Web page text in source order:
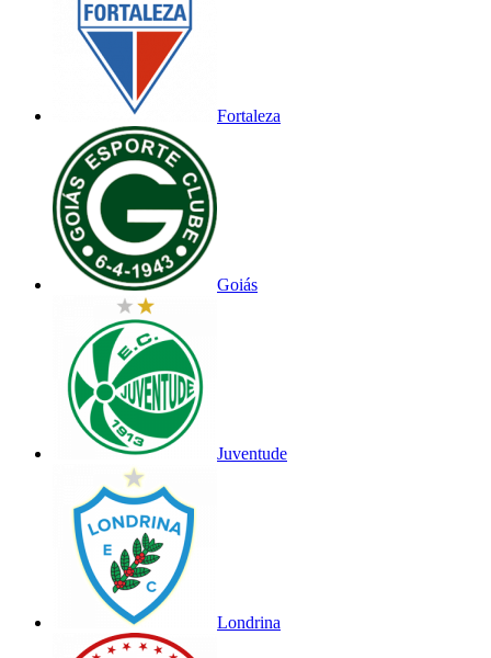
Fortaleza
Goiás
Juventude
Londrina